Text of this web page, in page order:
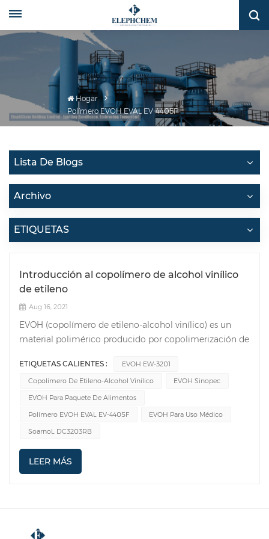
Hogar
Polímero EVOH EVAL EV-4405F
Lista De Blogs
Archivo
ETIQUETAS
Introducción al copolímero de alcohol vinílico
de etileno
Aug 16, 2021
EVOH (copolímero de etileno-alcohol vinílico) es un
material polimérico producido por copolimerización de
polares de la cadena molecular de EVOH pueden
formar enlaces de hidrógeno con moléculas de agua,
puede bloquear la humedad, mientras que sus grupos
vinilo no polares pueden bloquear eficazmente los
varios plásticos como PE, PP, PET, etc. para producir
materiales mezclados o compuestos con excelente
del paquete sea claramente visible y fácil de comprobar
ETIQUETAS CALIENTES :
EVOH EW-3201
Copolímero De Etileno-Alcohol Vinílico
EVOH Sinopec
EVOH Para Paquete De Alimentos
Polímero EVOH EVAL EV-4405F
EVOH Para Uso Médico
SoarnoL DC3203RB
LEER MÁS